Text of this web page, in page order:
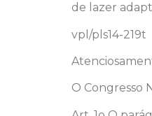
de lazer
vpl/pls14-219t
O Congresso